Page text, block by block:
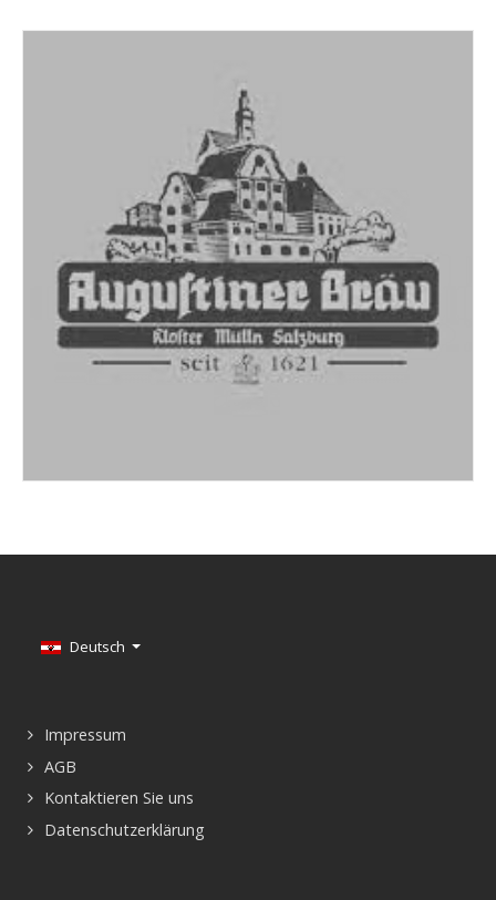
Sprache auswählen
Deutsch
Impressum
AGB
Kontaktieren Sie uns
Datenschutzerklärung